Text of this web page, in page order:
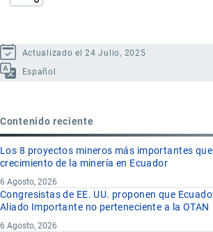
Actualizado el 24 Julio, 2025
Español
Contenido reciente
Los 8 proyectos mineros más importantes que
crecimiento de la minería en Ecuador
6 Agosto, 2026
Congresistas de EE. UU. proponen que
Aliado Importante no perteneciente a la OTAN
6 Agosto, 2026